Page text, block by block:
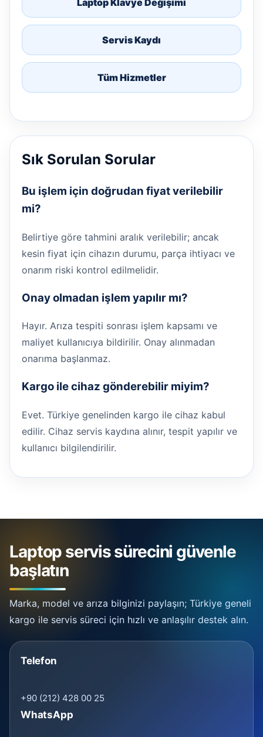
Laptop Klavye Değişimi
Servis Kaydı
Tüm Hizmetler
Sık Sorulan Sorular
Bu işlem için doğrudan fiyat verilebilir
mi?
Belirtiye göre tahmini aralık verilebilir; ancak
kesin fiyat için cihazın durumu, parça ihtiyacı ve
onarım riski kontrol edilmelidir.
Onay olmadan işlem yapılır mı?
Hayır. Arıza tespiti sonrası işlem kapsamı ve
maliyet kullanıcıya bildirilir. Onay alınmadan
onarıma başlanmaz.
Kargo ile cihaz gönderebilir miyim?
Evet. Türkiye genelinden kargo ile cihaz kabul
edilir. Cihaz servis kaydına alınır, tespit yapılır ve
kullanıcı bilgilendirilir.
Laptop servis sürecini güvenle
başlatın
Marka, model ve arıza bilginizi paylaşın; Türkiye geneli
kargo ile servis süreci için hızlı ve anlaşılır destek alın.
Telefon
+90 (212) 428 00 25
WhatsApp